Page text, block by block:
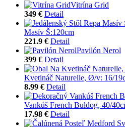
Vitrína Grid
349 € Detail
Masív Š:120cm
221.9 € Detail
Pavilón Nerol
399 € Detail
Kvetináč Naturelle, Ø/v: 16/
8.99 € Detail
Vankúš French Buldog, 40/
17.98 € Detail